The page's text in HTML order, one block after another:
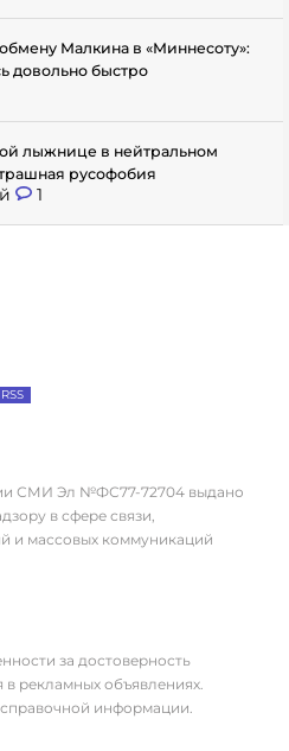
Малкина в «Миннесоту»:
довольно быстро
лыжнице в нейтральном
русофобия
1
RSS
СМИ Эл №ФС77-72704 выдано
в сфере связи,
и массовых коммуникаций
за достоверность
рекламных объявлениях.
информации.